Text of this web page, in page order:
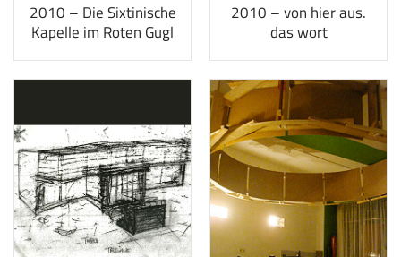
2010 – Die Sixtinische
Kapelle im Roten Gugl
2010 – von hier aus.
das wort